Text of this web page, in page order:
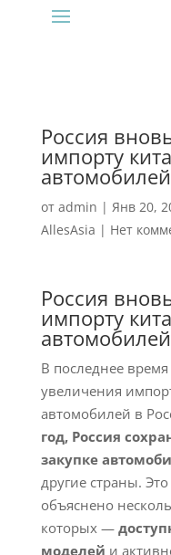
Россия
импорту
автомобилей
от admin | Янв 20,
AllesAsia | Нет
Россия
импорту
автомобилей
В последнее
увеличения
автомобилей в
год, Россия
закупке
другие страны.
объяснено
которых —
моделей и